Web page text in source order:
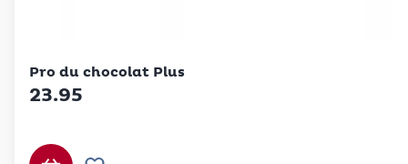
Pro du chocolat Plus
23.95